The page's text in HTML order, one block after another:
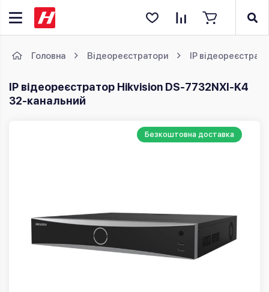
Головна Відеореєстратори IP
IP відеореєстратор Hikvision DS-7732NXI-K4
32-канальний
Безкоштовна доставка